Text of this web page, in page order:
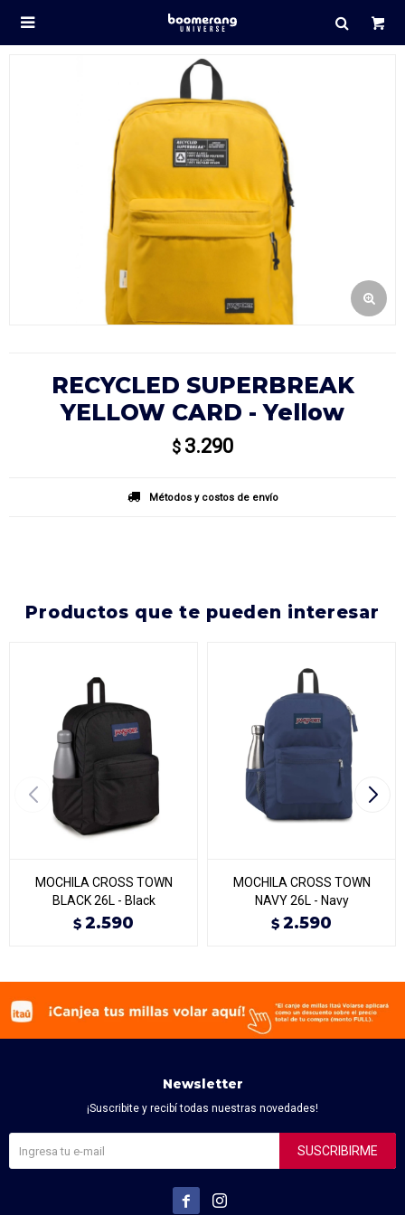

RECYCLED SUPERBREAK
YELLOW CARD - Yellow
$ 3.290
Métodos y costos de envío
productos que te pueden interesar
MOCHILA CROSS TOWN
BLACK 26L - Black
$ 2.590
MOCHILA CROSS TOWN
NAVY 26L - Navy
$ 2.590
Newsletter
¡Suscribite y recibí todas nuestras novedades!
SUSCRIBIRME
 